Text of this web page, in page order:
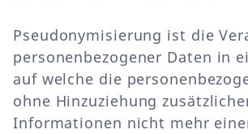
Pseudonymisierung ist die
personenbezogener Daten in
auf welche die
ohne Hinzuziehung
Informationen nicht mehr